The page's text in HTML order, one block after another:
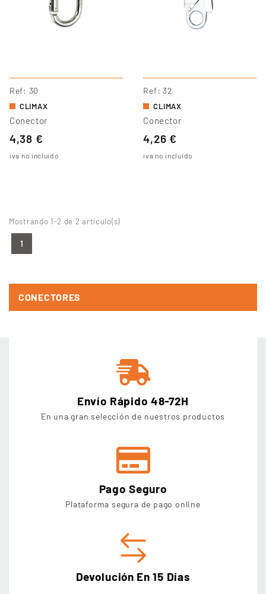
Ref 30
CLIMAX
Conector
4,38 €
iva no incluido
Ref 32
CLIMAX
Conector
4,26 €
iva no incluido
Mostrando 1-2 de 2 artículo(s)
1
CONECTORES
Envío Rápido 48-72H
En una gran selección de nuestros productos
Pago Seguro
Plataforma segura de pago online
Devolución En 15 Días